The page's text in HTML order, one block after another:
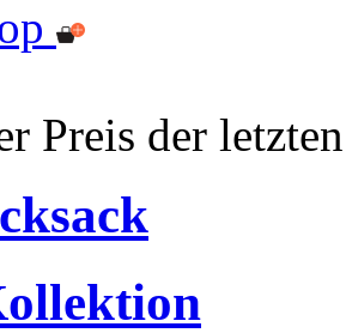
Preis der